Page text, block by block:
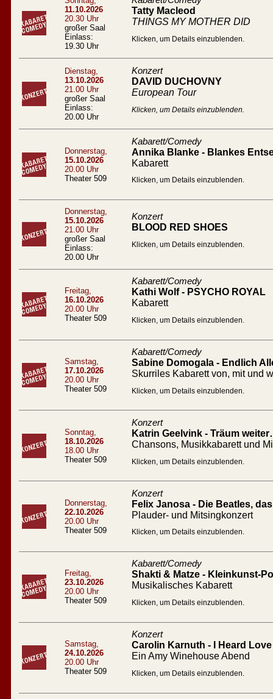
11.10.2026
20.30 Uhr
großer Saal
Einlass:
19.30 Uhr
Tatty Macleod
THINGS MY MOTHER DID
Klicken, um Details einzublenden.
Dienstag,
13.10.2026
21.00 Uhr
großer Saal
Einlass:
20.00 Uhr
Konzert
DAVID DUCHOVNY
European Tour
Klicken, um Details einzublenden.
Donnerstag,
15.10.2026
20.00 Uhr
Theater 509
Kabarett/Comedy
Annika Blanke - Blankes
Kabarett
Klicken, um Details einzublenden.
Donnerstag,
15.10.2026
21.00 Uhr
großer Saal
Einlass:
20.00 Uhr
Konzert
BLOOD RED SHOES
Klicken, um Details einzublenden.
Freitag,
16.10.2026
20.00 Uhr
Theater 509
Kabarett/Comedy
Kathi Wolf - PSYCHO ROYAL
Kabarett
Klicken, um Details einzublenden.
Samstag,
17.10.2026
20.00 Uhr
Theater 509
Kabarett/Comedy
Sabine Domogala - Endlich
Skurriles Kabarett von, mit und
Klicken, um Details einzublenden.
Sonntag,
18.10.2026
18.00 Uhr
Theater 509
Konzert
Katrin Geelvink - Träum
Chansons, Musikkabarett und
Klicken, um Details einzublenden.
Donnerstag,
22.10.2026
20.00 Uhr
Theater 509
Konzert
Felix Janosa - Die Beatles,
Plauder- und Mitsingkonzert
Klicken, um Details einzublenden.
Freitag,
23.10.2026
20.00 Uhr
Theater 509
Kabarett/Comedy
Shakti & Matze - Kleinkunst-
Musikalisches Kabarett
Klicken, um Details einzublenden.
Samstag,
24.10.2026
20.00 Uhr
Theater 509
Konzert
Carolin Karnuth - I Heard
Ein Amy Winehouse Abend
Klicken, um Details einzublenden.